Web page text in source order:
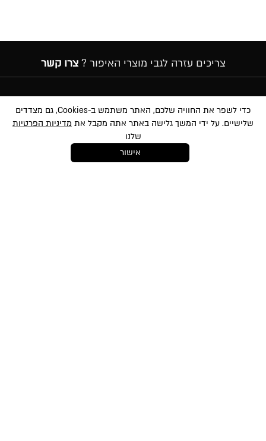
צריכים עזרה לגבי מוצרי האיפור ?צרו קשר
הרשמה לניוזלטר
כדי לשפר את החוויה שלכם, האתר משתמש ב-Cookies, גם מצדדים
שלישיים. על ידי המשך גלישה באתר אתה מקבל את מדיניות הפרטיות
שלנו
אישור